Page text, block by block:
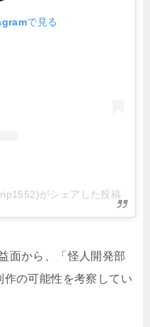
で見る
がシェアした投稿
面から、「怪人開発部
の可能性を考察してい